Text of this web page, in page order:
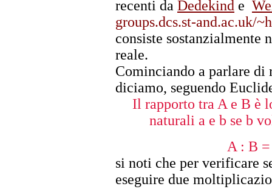
recenti da Dedekind e
groups.dcs.st-and.ac.uk/
consiste sostanzialmente
reale.
Cominciando a parlare
diciamo, seguendo
Il rapporto tra A e B è
naturali a e b se b
A : B
si noti che per verificare
eseguire due